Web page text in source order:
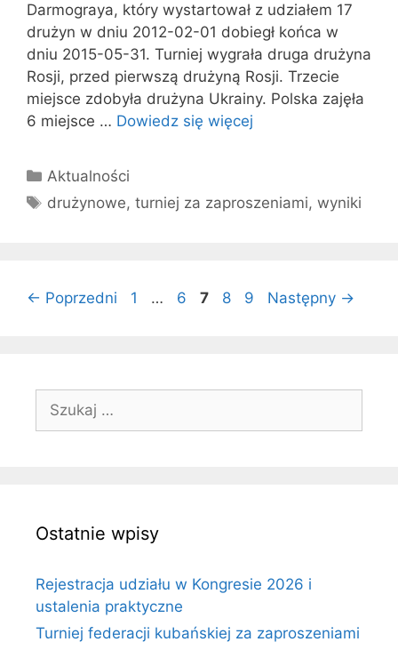
Darmograya, który wystartował z udziałem 17
drużyn w dniu 2012-02-01 dobiegł końca w
dniu 2015-05-31. Turniej wygrała druga drużyna
Rosji, przed pierwszą drużyną Rosji. Trzecie
miejsce zdobyła drużyna Ukrainy. Polska zajęła
6 miejsce … Dowiedz się więcej
Kategorie
Aktualności
Tagi
drużynowe,turniej za zaproszeniami,wyniki
← Poprzedni Strona
1 … Strona
6 Strona
7 Strona
8 Strona
9 Następny →
Szukaj:
Ostatnie wpisy
Rejestracja udziału w Kongresie 2026 i
ustalenia praktyczne
Turniej federacji kubańskiej za zaproszeniami